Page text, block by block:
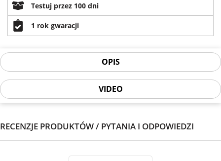
Testuj przez 100 dni
1 rok gwaracji
OPIS
VIDEO
RECENZJE PRODUKTÓW / PYTANIA I ODPOWIEDZI